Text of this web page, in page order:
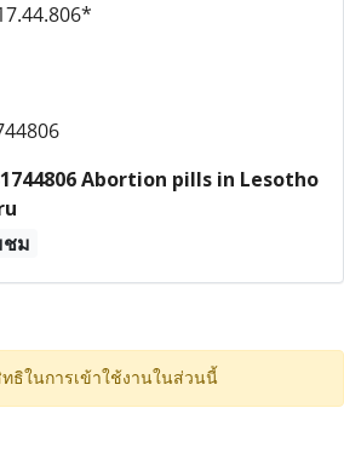
Abortion pills in Lesotho
ชม
ธิในการเข้าใช้งานในส่วนนี้